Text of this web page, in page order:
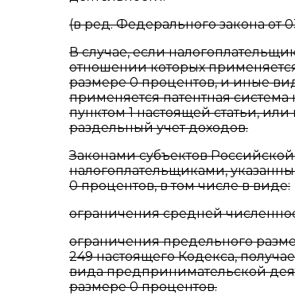
(в ред. Федерального закона от
В случае, если
отношении которых
размере 0 процентов, и иные
применяется патентная
пунктом 1 настоящей статьи,
раздельный учет доходов.
Законами субъектов
налогоплательщиками,
0 процентов, в том числе в виде:
ограничения средней
ограничения предельного
249 настоящего Кодекса,
вида предпринимательской
размере 0 процентов.